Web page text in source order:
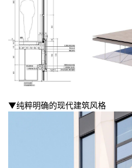
▼纯粹明确的现代建筑风格